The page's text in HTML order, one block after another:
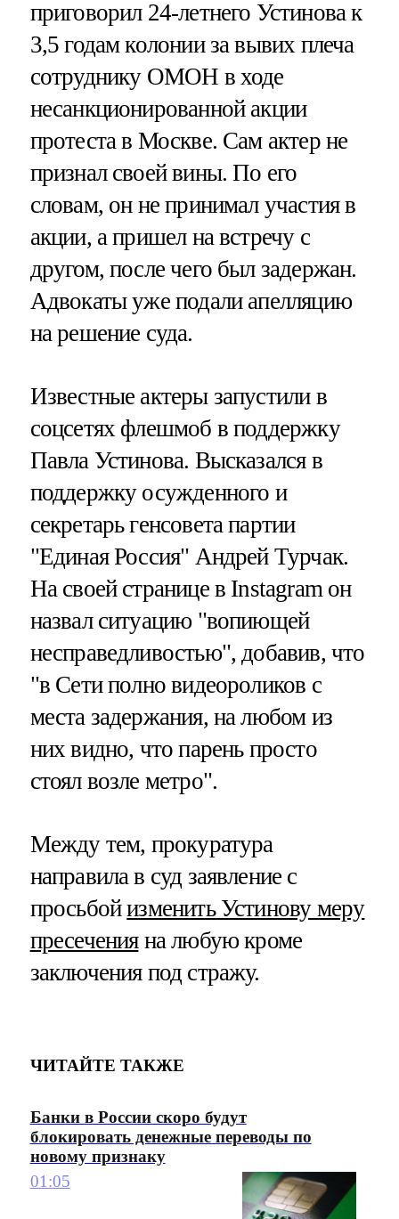
приговорил 24-летнего Устинова к
3,5 годам колонии за вывих плеча
сотруднику ОМОН в ходе
несанкционированной акции
протеста в Москве. Сам актер не
признал своей вины. По его
словам, он не принимал участия в
акции, а пришел на встречу с
другом, после чего был задержан.
Адвокаты уже подали апелляцию
на решение суда.
Известные актеры запустили в
соцсетях флешмоб в поддержку
Павла Устинова. Высказался в
поддержку осужденного и
секретарь генсовета партии
"Единая Россия" Андрей Турчак.
На своей странице в Instagram он
назвал ситуацию "вопиющей
несправедливостью", добавив, что
"в Сети полно видеороликов с
места задержания, на любом из
них видно, что парень просто
стоял возле метро".
Между тем, прокуратура
направила в суд заявление с
просьбойизменить Устинову меру
пресеченияна любую кроме
заключения под стражу.
ЧИТАЙТЕ ТАКЖЕ
Банки в России скоро будут
блокировать денежные переводы по
новому признаку
01:05